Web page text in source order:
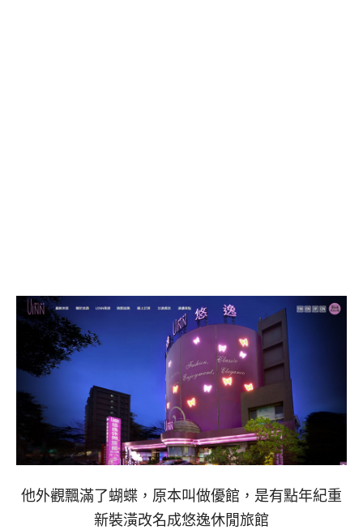
他外觀飄滿了蝴蝶，原本叫做優館，是有點年紀重
新裝潢改名成悠逸休閒旅館